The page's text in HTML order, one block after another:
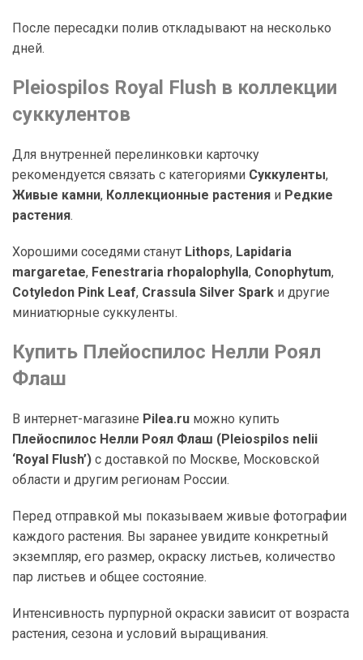
После пересадки полив откладывают на несколько
дней.
Pleiospilos Royal Flush в коллекции
суккулентов
Для внутренней перелинковки карточку
рекомендуется связать с категориями Суккуленты,
Живые камни, Коллекционные растения и Редкие
растения.
Хорошими соседями станут Lithops, Lapidaria
margaretae, Fenestraria rhopalophylla, Conophytum,
Cotyledon Pink Leaf, Crassula Silver Spark и другие
миниатюрные суккуленты.
Купить Плейоспилос Нелли Роял
Флаш
В интернет-магазине Pilea.ru можно купить
Плейоспилос Нелли Роял Флаш (Pleiospilos nelii
‘Royal Flush’) с доставкой по Москве, Московской
области и другим регионам России.
Перед отправкой мы показываем живые фотографии
каждого растения. Вы заранее увидите конкретный
экземпляр, его размер, окраску листьев, количество
пар листьев и общее состояние.
Интенсивность пурпурной окраски зависит от возраста
растения, сезона и условий выращивания.